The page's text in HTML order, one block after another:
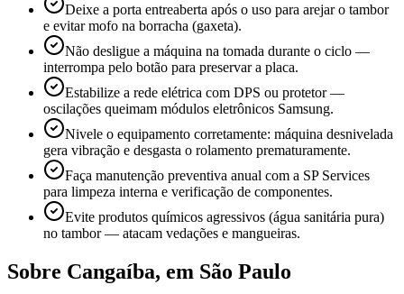
Deixe a porta entreaberta após o uso para arejar o tambor
e evitar mofo na borracha (gaxeta).
Não desligue a máquina na tomada durante o ciclo —
interrompa pelo botão para preservar a placa.
Estabilize a rede elétrica com DPS ou protetor —
oscilações queimam módulos eletrônicos Samsung.
Nivele o equipamento corretamente: máquina desnivelada
gera vibração e desgasta o rolamento prematuramente.
Faça manutenção preventiva anual com a SP Services
para limpeza interna e verificação de componentes.
Evite produtos químicos agressivos (água sanitária pura)
no tambor — atacam vedações e mangueiras.
Sobre Cangaíba, em São Paulo